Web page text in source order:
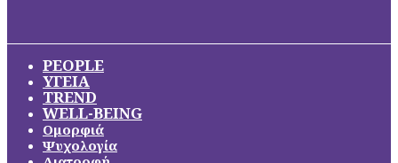
PEOPLE
ΥΓΕΙΑ
TREND
WELL-BEING
Ομορφιά
Ψυχολογία